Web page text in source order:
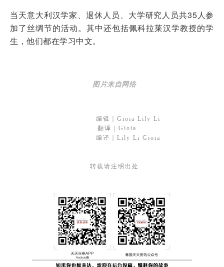
当天意大利汉学家、退休人员、大学研究人员共35人参
加了丝绸节的活动。其中还包括佩科拉莱汉学教授的学
生，他们都在学习中文。
图片来自网络
编辑｜Gioia Lily Li
翻译｜Gioia
编译｜Lily Li Gioia
转载请注明出处